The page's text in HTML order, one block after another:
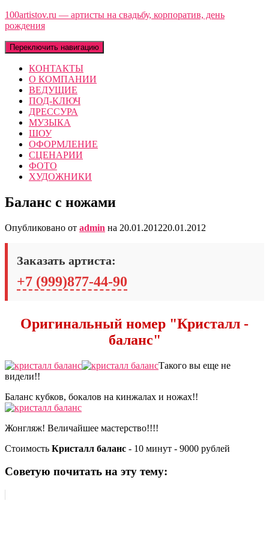
100artistov.ru — артисты на свадьбу, корпоратив, день
рождения
Переключить навигацию
КОНТАКТЫ
О КОМПАНИИ
ВЕДУЩИЕ
ПОД-КЛЮЧ
ДРЕССУРА
МУЗЫКА
ШОУ
ОФОРМЛЕНИЕ
СЦЕНАРИИ
ФОТО
ХУДОЖНИКИ
Баланс с ножами
Опубликовано от admin на 20.01.201220.01.2012
Заказать артиста:
+7 (999)877-44-90
Оригинальный номер "Кристалл -
баланс"
Такого вы еще не
видели!!
Баланс кубков, бокалов на кинжалах и ножах!!
Жонгляж! Величайшее мастерство!!!!
Стоимость Кристалл баланс - 10 минут - 9000 рублей
Советую почитать на эту тему: